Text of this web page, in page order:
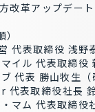
改革アップデー
）
代表取締役 浅野
イル 代表取締役
代表 勝山牧生（
代表取締役社⻑
マム 代表取締役